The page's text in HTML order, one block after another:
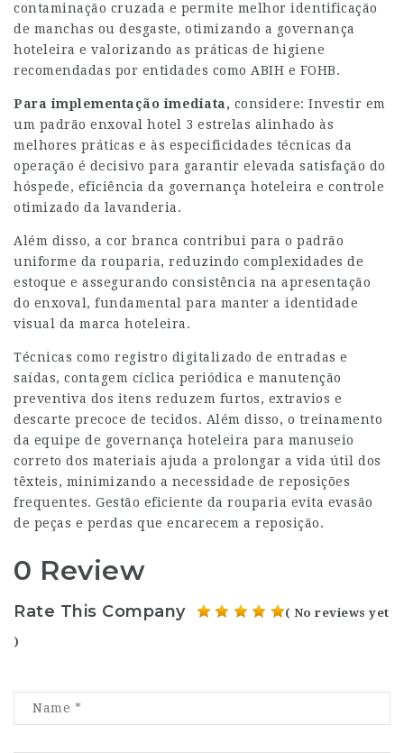
contaminação cruzada e permite melhor identificação
de manchas ou desgaste, otimizando a governança
hoteleira e valorizando as práticas de higiene
recomendadas por entidades como ABIH e FOHB.
Para implementação imediata, considere: Investir em
um padrão enxoval hotel 3 estrelas alinhado às
melhores práticas e às especificidades técnicas da
operação é decisivo para garantir elevada satisfação do
hóspede, eficiência da governança hoteleira e controle
otimizado da lavanderia.
Além disso, a cor branca contribui para o padrão
uniforme da rouparia, reduzindo complexidades de
estoque e assegurando consistência na apresentação
do enxoval, fundamental para manter a identidade
visual da marca hoteleira.
Técnicas como registro digitalizado de entradas e
saídas, contagem cíclica periódica e manutenção
preventiva dos itens reduzem furtos, extravios e
descarte precoce de tecidos. Além disso, o treinamento
da equipe de governança hoteleira para manuseio
correto dos materiais ajuda a prolongar a vida útil dos
têxteis, minimizando a necessidade de reposições
frequentes. Gestão eficiente da rouparia evita evasão
de peças e perdas que encarecem a reposição.
0 Review
Rate This Company ( No reviews yet
)